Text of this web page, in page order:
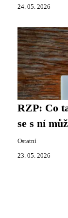
24. 05. 2026
RZP: Co
se s ní
Ostatní
23. 05. 2026